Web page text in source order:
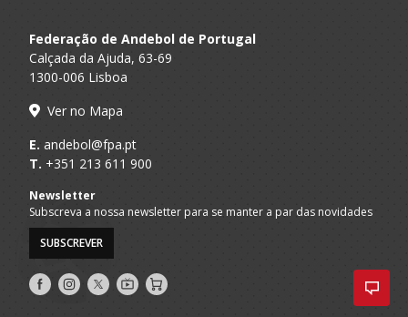
Federação de Andebol de Portugal
Calçada da Ajuda, 63-69
1300-006 Lisboa
Ver no Mapa
E. andebol@fpa.pt
T. +351 213 611 900
Newsletter
Subscreva a nossa newsletter para se manter a par das novidades
SUBSCREVER
Siga-
nos
Siga-
nos
Siga-
nos
AndebolTV
Loja